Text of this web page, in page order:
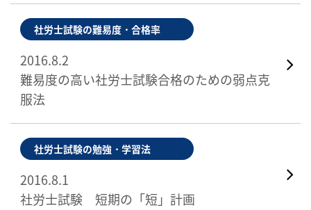
社労士試験の難易度・合格率
2016.8.2
難易度の高い社労士試験合格のための弱点克
服法
社労士試験の勉強・学習法
2016.8.1
社労士試験 短期の「短」計画